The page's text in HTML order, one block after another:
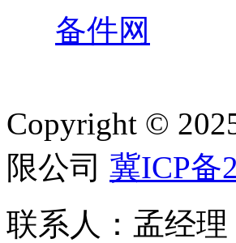
备件网
Copyright ©
限公司 冀ICP备
联系人：孟经理